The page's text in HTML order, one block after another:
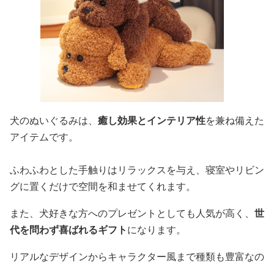
犬のぬいぐるみは、 癒し効果とインテリア性を兼ね備えた
アイテムです。
ふわふわとした手触りはリラックスを与え、寝室やリビン
グに置くだけで空間を和ませてくれます。
また、犬好きな方へのプレゼントとしても人気が高く、 世
代を問わず喜ばれるギフトになります。
リアルなデザインからキャラクター風まで種類も豊富なの